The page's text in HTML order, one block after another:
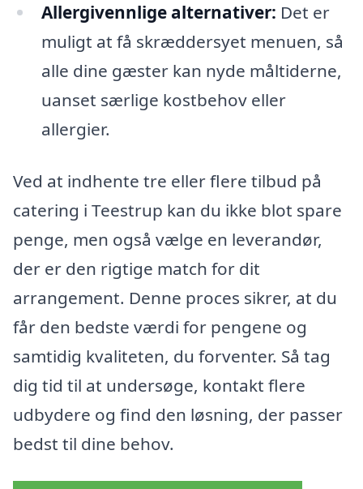
Allergivennlige alternativer: Det er
muligt at få skræddersyet menuen, så
alle dine gæster kan nyde måltiderne,
uanset særlige kostbehov eller
allergier.
Ved at indhente tre eller flere tilbud på
catering i Teestrup kan du ikke blot spare
penge, men også vælge en leverandør,
der er den rigtige match for dit
arrangement. Denne proces sikrer, at du
får den bedste værdi for pengene og
samtidig kvaliteten, du forventer. Så tag
dig tid til at undersøge, kontakt flere
udbydere og find den løsning, der passer
bedst til dine behov.